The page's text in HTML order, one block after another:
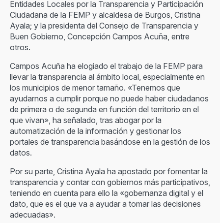
Entidades Locales por la Transparencia y Participación
Ciudadana de la FEMP y alcaldesa de Burgos, Cristina
Ayala; y la presidenta del Consejo de Transparencia y
Buen Gobierno, Concepción Campos Acuña, entre
otros.
Campos Acuña ha elogiado el trabajo de la FEMP para
llevar la transparencia al ámbito local, especialmente en
los municipios de menor tamaño. «Tenemos que
ayudarnos a cumplir porque no puede haber ciudadanos
de primera o de segunda en función del territorio en el
que vivan», ha señalado, tras abogar por la
automatización de la información y gestionar los
portales de transparencia basándose en la gestión de los
datos.
Por su parte, Cristina Ayala ha apostado por fomentar la
transparencia y contar con gobiernos más participativos,
teniendo en cuenta para ello la «gobernanza digital y el
dato, que es el que va a ayudar a tomar las decisiones
adecuadas».